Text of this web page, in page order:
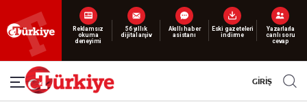
Reklamsız
okuma
deneyimi
56 yıllık
dijital arşiv
Akıllı haber
asistanı
Eski gazeteleri
indirme
Yazarlarla
canlı soru
cevap
GİRİŞ